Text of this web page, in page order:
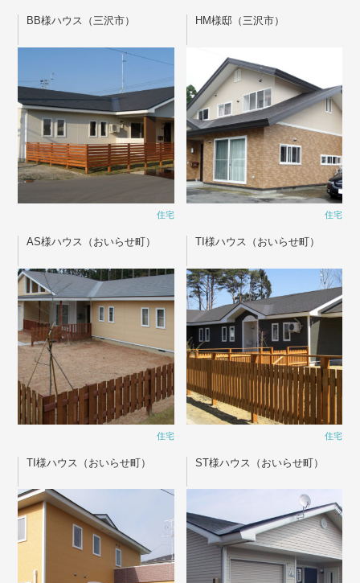
BB様ハウス（三沢市）
住宅
HM様邸（三沢市）
住宅
AS様ハウス（おいらせ町）
住宅
TI様ハウス（おいらせ町）
住宅
TI様ハウス（おいらせ町） ST様ハウス（おいらせ町）